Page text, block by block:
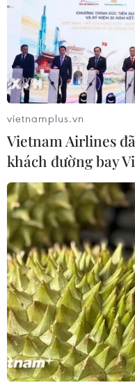
căn cứ vào nhu cầu
vào hoạt động.
Nhìn lại “bức
tại Hà Nội trong
12/12/2016 22:19
Không gian phố đi bộ
hội Âm nhạc quốc tế
vietnamplus.vn
Vietnam Airlines
khách đường bay